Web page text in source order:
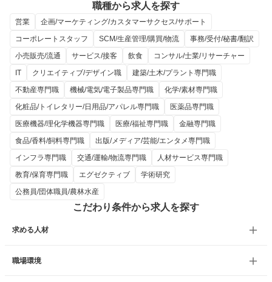
職種から求人を探す
営業
企画/マーケティング/カスタマーサクセス/サポート
コーポレートスタッフ
SCM/生産管理/購買/物流
事務/受付/秘書/翻訳
小売販売/流通
サービス/接客 飲食
コンサル/士業/リサーチャー
IT
クリエイティブ/デザイン職
建築/土木/プラント専門職
不動産専門職
機械/電気/電子製品専門職
化学/素材専門職
化粧品/トイレタリー/日用品/アパレル専門職
医薬品専門職
医療機器/理化学機器専門職
医療/福祉専門職
金融専門職
食品/香料/飼料専門職
出版/メディア/芸能/エンタメ専門職
インフラ専門職
交通/運輸/物流専門職
人材サービス専門職
教育/保育専門職
エグゼクティブ
学術研究
公務員/団体職員/農林水産
こだわり条件から求人を探す
求める人材
職場環境